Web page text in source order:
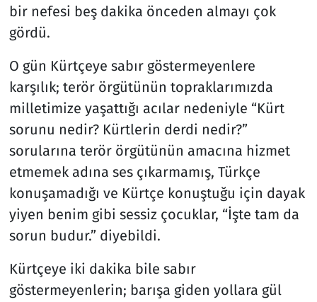
bir nefesi beş dakika önceden almayı çok
gördü.
O gün Kürtçeye sabır göstermeyenlere
karşılık; terör örgütünün topraklarımızda
milletimize yaşattığı acılar nedeniyle “Kürt
sorunu nedir? Kürtlerin derdi nedir?”
sorularına terör örgütünün amacına hizmet
etmemek adına ses çıkarmamış, Türkçe
konuşamadığı ve Kürtçe konuştuğu için dayak
yiyen benim gibi sessiz çocuklar, “İşte tam da
sorun budur.” diyebildi.
Kürtçeye iki dakika bile sabır
göstermeyenlerin; barışa giden yollara gül